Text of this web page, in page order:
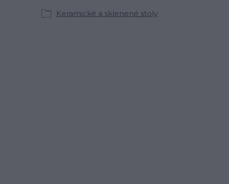
Keramické a sklenené stoly